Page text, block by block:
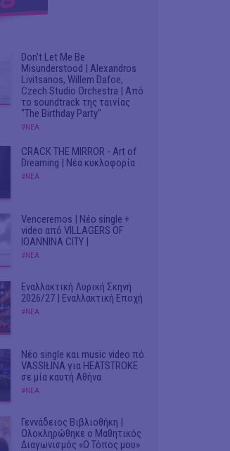
Don't Let Me Be
Misunderstood | Alexandros
Livitsanos, Willem Dafoe,
Czech Studio Orchestra | Από
το soundtrack της ταινίας
"The Birthday Party"
#ΝΕΑ
CRACK THE MIRROR - Art of
Dreaming | Νέα κυκλοφορία
#ΝΕΑ
Venceremos | Νέο single +
video από VILLAGERS OF
IOANNINA CITY |
#ΝΕΑ
Εναλλακτική Λυρική Σκηνή
2026/27 | Εναλλακτική Εποχή
#ΝΕΑ
Νέο single και music video πό
VASSIŁINA για HEATSTROKE
σε μία καυτή Αθήνα
#ΝΕΑ
Γεννάδειος Βιβλιοθήκη |
Ολοκληρώθηκε ο Μαθητικός
Διαγωνισμός «Ο Τόπος μου»